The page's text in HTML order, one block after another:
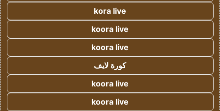
kora live
koora live
koora live
كورة لايف
koora live
koora live